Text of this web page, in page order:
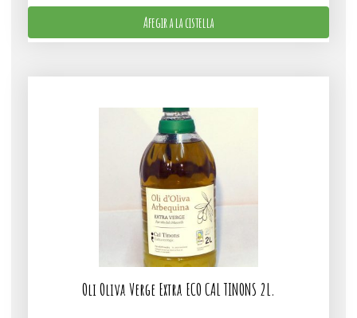
Afegir a la cistella
Oli Oliva Verge Extra ECO CAL TINONS 2L.